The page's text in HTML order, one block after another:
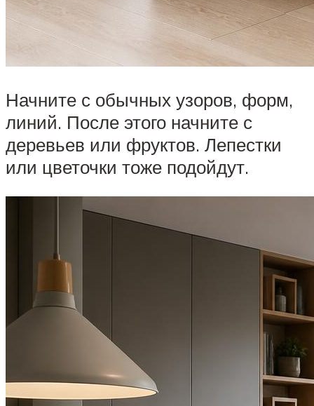
Начните с обычных узоров, форм,
линий. После этого начните с
деревьев или фруктов. Лепестки
или цветочки тоже подойдут.